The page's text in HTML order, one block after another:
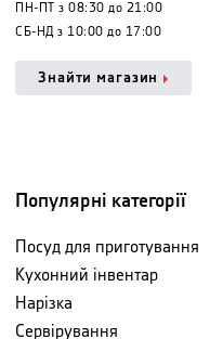
ПН-ПТ з 08:30 до 21:00
СБ-НД з 10:00 до 17:00
Знайти магазин
Популярні категорії
Посуд для приготування
Кухонний інвентар
Нарізка
Сервірування